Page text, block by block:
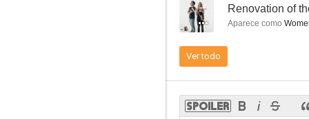
-- Renovation of
Aparece como
Ver todo